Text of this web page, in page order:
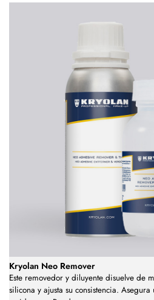
Kryolan Neo Remover
Este removedor y diluyente disuelve de
silicona y ajusta su consistencia.